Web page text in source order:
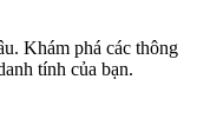
Khám phá các thông
tính của bạn.